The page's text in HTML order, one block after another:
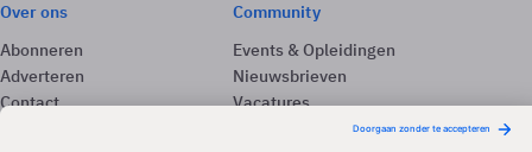
Over ons
Abonneren
Adverteren
Contact
Community
Events & Opleidingen
Nieuwsbrieven
Vacatures